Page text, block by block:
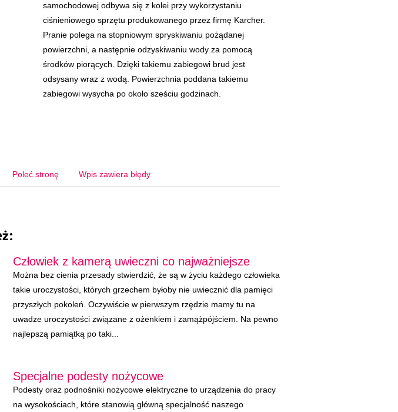
samochodowej odbywa się z kolei przy wykorzystaniu
ciśnieniowego sprzętu produkowanego przez firmę Karcher.
Pranie polega na stopniowym spryskiwaniu pożądanej
powierzchni, a następnie odzyskiwaniu wody za pomocą
środków piorących. Dzięki takiemu zabiegowi brud jest
odsysany wraz z wodą. Powierzchnia poddana takiemu
zabiegowi wysycha po około sześciu godzinach.
Poleć stronę Wpis zawiera błędy
Człowiek z kamerą uwieczni co najważniejsze
Można bez cienia przesady stwierdzić, że są w życiu każdego człowieka
takie uroczystości, których grzechem byłoby nie uwiecznić dla pamięci
przyszłych pokoleń. Oczywiście w pierwszym rzędzie mamy tu na
uwadze uroczystości związane z ożenkiem i zamążpójściem. Na pewno
najlepszą pamiątką po taki...
Specjalne podesty nożycowe
Podesty oraz podnośniki nożycowe elektryczne to urządzenia do pracy
na wysokościach, które stanowią główną specjalność naszego